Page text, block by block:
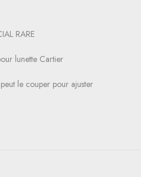
RARE
lunette Cartier
le couper pour ajuster